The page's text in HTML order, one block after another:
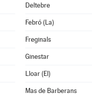
Deltebre
Febró (La)
Freginals
Ginestar
Lloar (El)
Mas de Barberans